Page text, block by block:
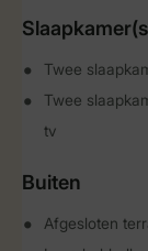
Twee
Twee
tv
Buiten
Afgesloten